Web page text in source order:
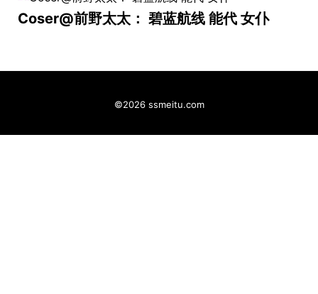
Coser@前野太太： 碧蓝航线 能代 女仆
©2026 ssmeitu.com